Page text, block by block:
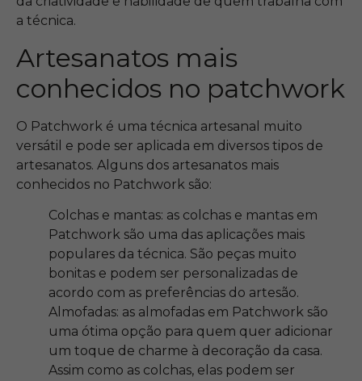
a técnica.
Artesanatos mais
conhecidos no patchwork
O Patchwork é uma técnica artesanal muito
versátil e pode ser aplicada em diversos tipos de
artesanatos. Alguns dos artesanatos mais
conhecidos no Patchwork são:
Colchas e mantas: as colchas e mantas em
Patchwork são uma das aplicações mais
populares da técnica. São peças muito
bonitas e podem ser personalizadas de
acordo com as preferências do artesão.
Almofadas: as almofadas em Patchwork são
uma ótima opção para quem quer adicionar
um toque de charme à decoração da casa.
Assim como as colchas, elas podem ser